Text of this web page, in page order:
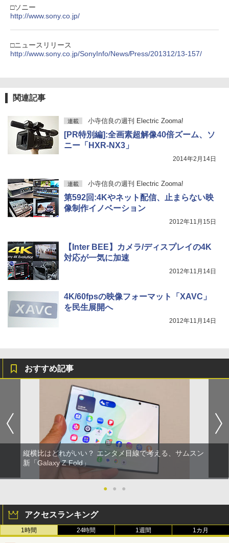
□ソニー
http://www.sony.co.jp/
□ニュースリリース
http://www.sony.co.jp/SonyInfo/News/Press/201312/13-157/
関連記事
連載 小寺信良の週刊 Electric Zooma!
[PR特別編]:全画素超解像40倍ズーム、ソ
ニー「HXR-NX3」
2014年2月14日
連載 小寺信良の週刊 Electric Zooma!
第592回:4Kやネット配信、止まらない映
像制作イノベーション
2012年11月15日
【Inter BEE】カメラ/ディスプレイの4K
対応が一気に加速
2012年11月14日
4K/60fpsの映像フォーマット「XAVC」
を民生展開へ
2012年11月14日
おすすめ記事
縦横比はどれがいい？ エンタメ目線で考える、サムスン
新「Galaxy Z Fold」
● ● ●
アクセスランキング
1時間 24時間 1週間 1カ月